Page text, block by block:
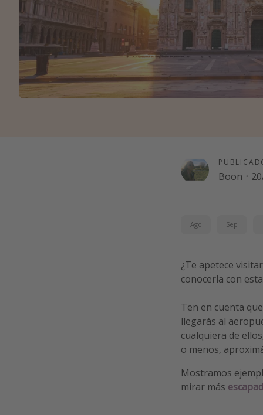
Boon ·
Ago Sep
¿Te apetece
conocerla con esta
Ten en cuenta
llegarás al
cualquiera de
o menos,
Mostramos
mirar más